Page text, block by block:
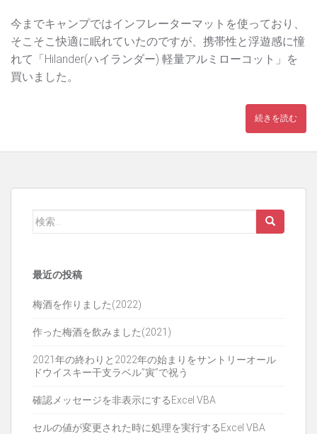
今までキャンプではインフレーターマットを使っており、
そこそこ快適に眠れていたのですが、携帯性と浮遊感に憧
れて「Hilander(ハイランダー) 軽量アルミローコット」を
買いました。
続きを読む
検
最近の投稿
梅酒を作りました(2022)
作った梅酒を飲みました(2021)
2021年の終わりと2022年の始まりをサントリーオール
ドウイスキー干支ラベル”寅”で祝う
確認メッセージを非表示にするExcel VBA
セルの値が変更された時に処理を実行するExcel VBA